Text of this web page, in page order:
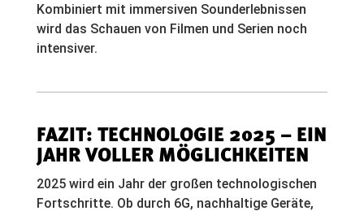
Kombiniert mit immersiven Sounderlebnissen
wird das Schauen von Filmen und Serien noch
intensiver.
FAZIT: TECHNOLOGIE 2025 – EIN
JAHR VOLLER MÖGLICHKEITEN
2025 wird ein Jahr der großen technologischen
Fortschritte. Ob durch 6G, nachhaltige Geräte,